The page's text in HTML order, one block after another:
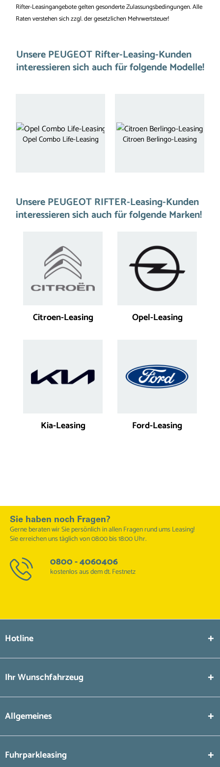
Rifter-Leasingangebote gelten gesonderte Zulassungsbedingungen. Alle
Raten verstehen sich zzgl. der gesetzlichen Mehrwertsteuer!
Opel Combo Life-Leasing Citroen Berlingo-Leasing
Unsere PEUGEOT Rifter-Leasing-Kunden
interessieren sich auch für folgende Modelle!
Unsere PEUGEOT RIFTER-Leasing-Kunden
interessieren sich auch für folgende Marken!
Citroen-Leasing Opel-Leasing
Kia-Leasing Ford-Leasing
Sie haben noch Fragen?
Gerne beraten wir Sie persönlich in allen Fragen rund ums Leasing!
Sie erreichen uns täglich von 08:00 bis 18:00 Uhr.
0800 - 4060406
kostenlos aus dem dt. Festnetz
Hotline
Ihr Wunschfahrzeug
Allgemeines
Fuhrparkleasing